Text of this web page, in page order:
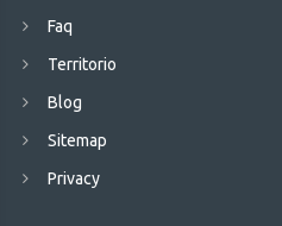
Faq
Territorio
Blog
Sitemap
Privacy